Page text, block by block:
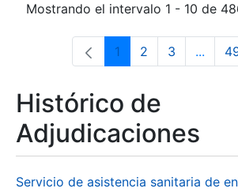
Mostrando el intervalo 1 - 10 de
Página
1 Página
2 Página
3 ...
Histórico de
Adjudicaciones
Servicio de asistencia sanitaria de